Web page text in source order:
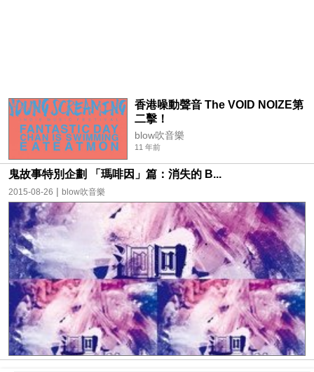
香港噪動聲音 The VOID NOIZE第
二擊！
blow吹音樂
11 年前
鬼故事特別企劃 「瑪啡因」篇：消失的 B...
2015-08-26 | blow吹音樂